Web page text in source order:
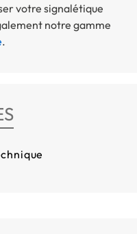
votre signalétique
notre gamme
.